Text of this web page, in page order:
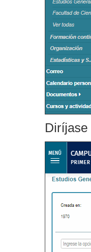
Diríjase